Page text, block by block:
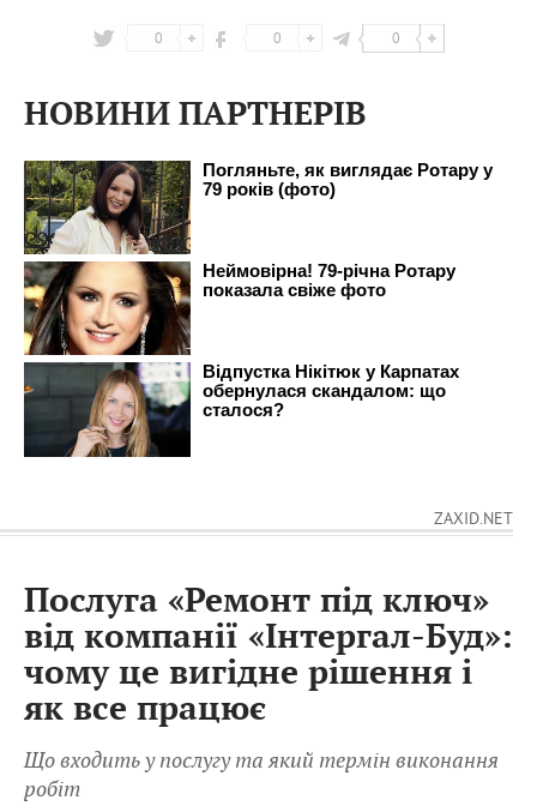
0 0 0
НОВИНИ ПАРТНЕРІВ
ZAXID.NET
Послуга «Ремонт під ключ»
від компанії «Інтергал-Буд»:
чому це вигідне рішення і
як все працює
Що входить у послугу та який термін виконання
робіт